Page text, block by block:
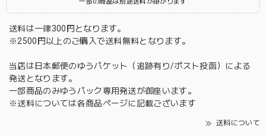
送料は一律300円となります。
※2500円以上のご購入で送料無料となります。
当店は日本郵便のゆうパケット（追跡有り/ポスト投函）による
発送となります。
一部商品のみゆうパック専用発送が御座います。
※送料については各商品ページに記載ございます
送料について